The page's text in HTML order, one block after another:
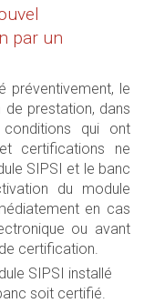
par un
préventivement, le
prestation, dans
qui ont
certifications ne
SIPSI et le banc
du module
en cas
ou avant
certification.
SIPSI installé
soit certifié.